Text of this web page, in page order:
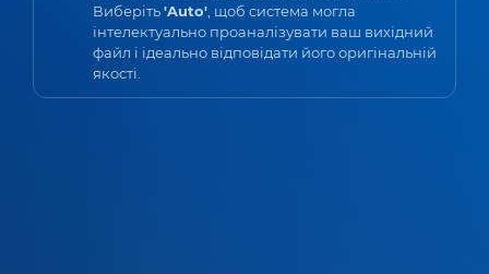
Виберіть'Auto' , щоб система могла
інтелектуально проаналізувати ваш вихідний
файл і ідеально відповідати його оригінальній
якості.